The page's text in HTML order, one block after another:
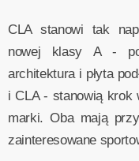
CLA stanowi tak
nowej klasy A -
architektura i płyta
i CLA - stanowią krok
marki. Oba mają
zainteresowane